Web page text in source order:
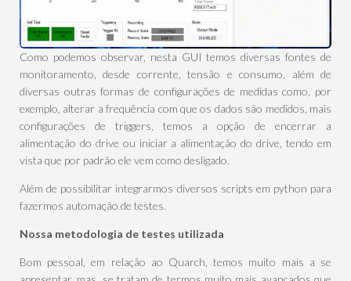
Como podemos observar, nesta GUI temos diversas fontes de
monitoramento, desde corrente, tensão e consumo, além de
diversas outras formas de configurações de medidas como, por
exemplo, alterar a frequência com que os dados são medidos, mais
configurações de triggers, temos a opção de encerrar a
alimentação do drive ou iniciar a alimentação do drive, tendo em
vista que por padrão ele vem como desligado.
Além de possibilitar integrarmos diversos scripts em python para
fazermos automação de testes.
Nossa metodologia de testes utilizada
Bom pessoal, em relação ao Quarch, temos muito mais a se